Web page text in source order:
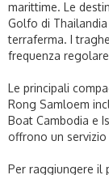
marittime. Le
Golfo di
terraferma. I
frequenza
Le principali
Rong Samloem
Boat Cambodia e
offrono un
Per raggiungere il